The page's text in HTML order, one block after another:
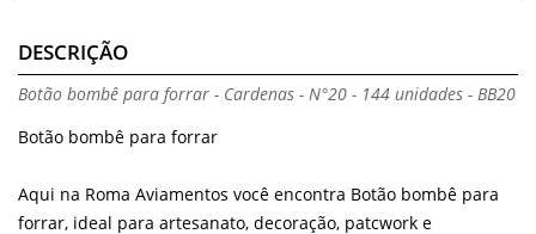
DESCRIÇÃO
Botão bombê para forrar - Cardenas - N°20 - 144 unidades - BB20
Botão bombê para forrar
Aqui na Roma Aviamentos você encontra Botão bombê para
forrar, ideal para artesanato, decoração, patcwork e